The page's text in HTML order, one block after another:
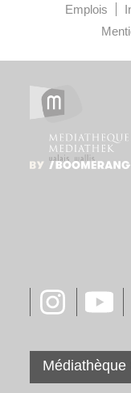
Emplois
Médiathèque